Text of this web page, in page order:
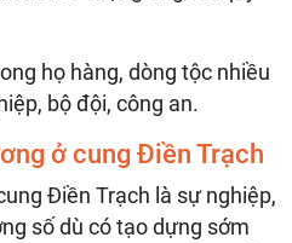
họ hàng, dòng tộc nhiều
bộ đội, công an.
ở cung Điền Trạch
Điền Trạch là sự nghiệp,
số dù có tạo dựng sớm